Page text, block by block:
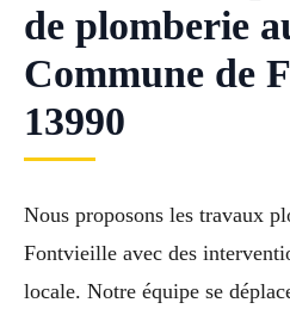
de plomberie
Commune de
13990
Nous proposons les travaux
Fontvieille avec des
locale. Notre équipe se